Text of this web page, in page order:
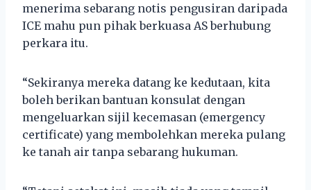
menerima sebarang notis pengusiran daripada
ICE mahu pun pihak berkuasa AS berhubung
perkara itu.
“Sekiranya mereka datang ke kedutaan, kita
boleh berikan bantuan konsulat dengan
mengeluarkan sijil kecemasan (emergency
certificate) yang membolehkan mereka pulang
ke tanah air tanpa sebarang hukuman.